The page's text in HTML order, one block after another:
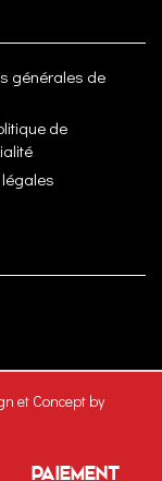
générales de
de
et Concept by
PAIEMENT